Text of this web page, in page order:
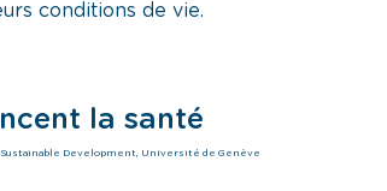
conditions de vie.
la santé
Sustainable Development, Université de Genève